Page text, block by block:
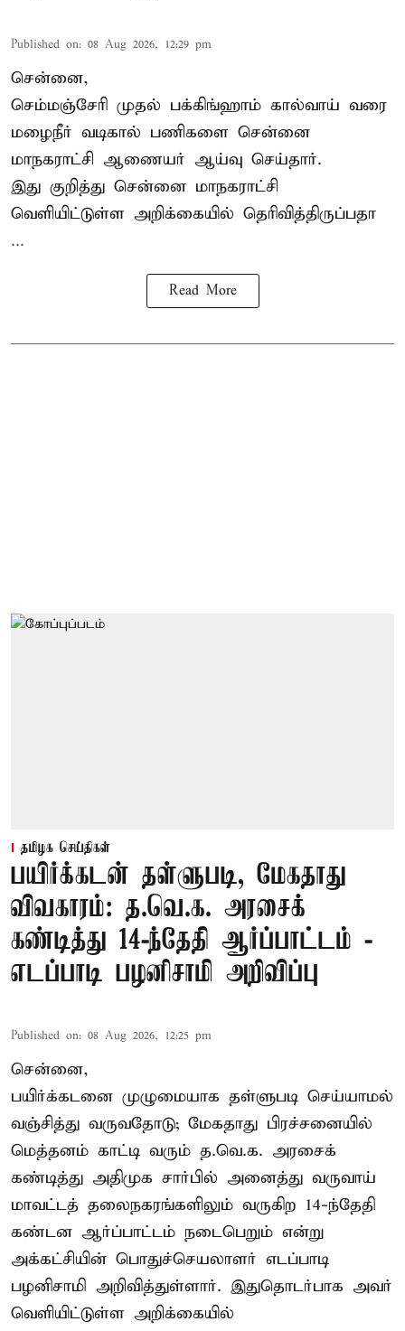
Published on: 08 Aug 2026, 12:29 pm
சென்னை,
செம்மஞ்சேரி முதல் பக்கிங்ஹாம் கால்வாய் வரை
மழைநீர் வடிகால் பணிகளை சென்னை
மாநகராட்சி ஆணையர் ஆய்வு செய்தார்.
இது குறித்து சென்னை மாநகராட்சி
வெளியிட்டுள்ள அறிக்கையில் தெரிவித்திருப்பதா
...
Read More
தமிழக செய்திகள்
பயிர்க்கடன் தள்ளுபடி, மேகதாது
விவகாரம்: த.வெ.க. அரசைக்
கண்டித்து 14-ந்தேதி ஆர்ப்பாட்டம் -
எடப்பாடி பழனிசாமி அறிவிப்பு
Published on: 08 Aug 2026, 12:25 pm
சென்னை,
பயிர்க்கடனை முழுமையாக தள்ளுபடி செய்யாமல்
வஞ்சித்து வருவதோடு; மேகதாது பிரச்சனையில்
மெத்தனம் காட்டி வரும் த.வெ.க. அரசைக்
கண்டித்து அதிமுக சார்பில் அனைத்து வருவாய்
மாவட்டத் தலைநகரங்களிலும் வருகிற 14-ந்தேதி
கண்டன ஆர்ப்பாட்டம் நடைபெறும் என்று
அக்கட்சியின் பொதுச்செயலாளர் எடப்பாடி
பழனிசாமி அறிவித்துள்ளார். இதுதொடர்பாக அவர்
வெளியிட்டுள்ள அறிக்கையில்